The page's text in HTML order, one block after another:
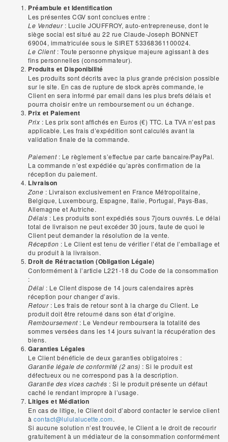
Préambule et Identification
Les présentes CGV sont conclues entre :
Le Vendeur: Lucile JOUFFROY, auto-entrepreneuse, dont le
siège social est situé au 22 rue Claude-Joseph BONNET
69004, immatriculée sous le SIRET 53368361100024.
Le Client: Toute personne physique majeure agissant à des
fins personnelles (consommateur).
Produits et Disponibilité
Les produits sont décrits avec la plus grande précision possible
sur le site. En cas de rupture de stock après commande, le
Client en sera informé par email dans les plus brefs délais et
pourra choisir entre un remboursement ou un échange.
Prix et Paiement
Prix : Les prix sont affichés en Euros (€) TTC. La TVA n’est pas
applicable. Les frais d’expédition sont calculés avant la
validation finale de la commande.
Paiement : Le règlement s’effectue par carte bancaire/PayPal.
La commande n’est expédiée qu’après confirmation de la
réception du paiement.
Livraison
Zone : Livraison exclusivement en France Métropolitaine,
Belgique, Luxembourg, Espagne, Italie, Portugal, Pays-Bas,
Allemagne et Autriche.
Délais : Les produits sont expédiés sous 7jours ouvrés. Le délai
total de livraison ne peut excéder 30 jours, faute de quoi le
Client peut demander la résolution de la vente.
Réception : Le Client est tenu de vérifier l’état de l’emballage et
du produit à la livraison.
Droit de Rétractation (Obligation Légale)
Conformément à l’article L221-18 du Code de la consommation
:
Délai : Le Client dispose de 14 jours calendaires après
réception pour changer d’avis.
Retour: Les frais de retour sont à la charge du Client. Le
produit doit être retourné dans son état d’origine.
Remboursement: Le Vendeur remboursera la totalité des
sommes versées dans les 14 jours suivant la récupération des
biens.
Garanties Légales
Le Client bénéficie de deux garanties obligatoires :
Garantie légale de conformité (2 ans) : Si le produit est
défectueux ou ne correspond pas à la description.
Garantie des vices cachés : Si le produit présente un défaut
caché le rendant impropre à l’usage.
Litiges et Médiation
En cas de litige, le Client doit d’abord contacter le service client
à contact@lululalucette.com.
Si aucune solution n’est trouvée, le Client a le droit de recourir
gratuitement à un médiateur de la consommation conformément